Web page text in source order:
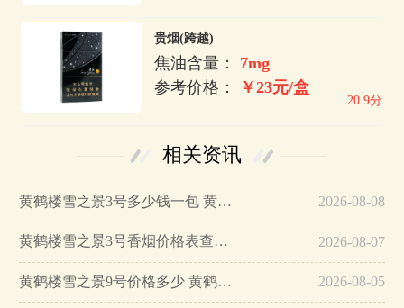
贵烟(跨越)
焦油含量： 7mg
参考价格：
￥23元/盒
20.9分
相关资讯
黄鹤楼雪之景3号多少钱一包 黄鹤楼雪之景3号好抽吗… 2026-08-08
黄鹤楼雪之景3号香烟价格表查询 黄鹤楼雪之景3号好抽吗… 2026-08-07
黄鹤楼雪之景9号价格多少 黄鹤楼雪之景9号雪茄价格表一览… 2026-08-05